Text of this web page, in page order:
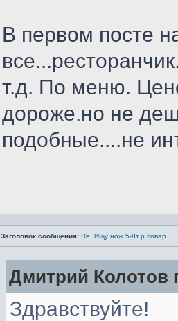
В первом посте
т.д. По меню.
дороже.но не
подобные....не
Заголовок сообщения: Re: Ищу нож.5-8т.р.повар
Дмитрий Колотов
Здравствуйте!